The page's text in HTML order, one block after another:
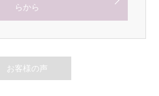
らから
お客様の声